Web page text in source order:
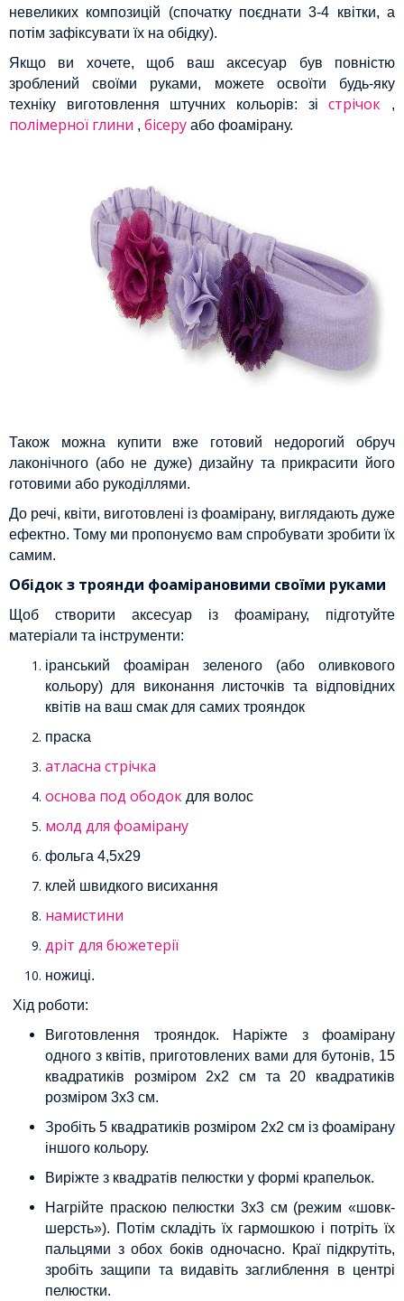
невеликих композицій (спочатку поєднати 3-4 квітки, а
потім зафіксувати їх на обідку).
Якщо ви хочете, щоб ваш аксесуар був повністю
зроблений своїми руками, можете освоїти будь-яку
техніку виготовлення штучних кольорів: зістрічок ,
полімерної глини , бісеру або фоамірану.
Також можна купити вже готовий недорогий обруч
лаконічного (або не дуже) дизайну та прикрасити його
готовими або рукоділлями.
До речі, квіти, виготовлені із фоамірану, виглядають дуже
ефектно. Тому ми пропонуємо вам спробувати зробити їх
самим.
Обідок з троянди фоамірановими своїми руками
Щоб створити аксесуар із фоамірану, підготуйте
матеріали та інструменти:
іранський фоаміран зеленого (або оливкового
кольору) для виконання листочків та відповідних
квітів на ваш смак для самих трояндок
праска
атласна стрічка
основа под ободок для волос
молд для фоамірану
фольга 4,5х29
клей швидкого висихання
намистини
дріт для бюжетерії
ножиці.
Хід роботи:
Виготовлення трояндок. Наріжте з фоамірану
одного з квітів, приготовлених вами для бутонів, 15
квадратиків розміром 2х2 см та 20 квадратиків
розміром 3х3 см.
Зробіть 5 квадратиків розміром 2х2 см із фоамірану
іншого кольору.
Виріжте з квадратів пелюстки у формі крапельок.
Нагрійте праскою пелюстки 3х3 см (режим «шовк-
шерсть»). Потім складіть їх гармошкою і потріть їх
пальцями з обох боків одночасно. Краї підкрутіть,
зробіть защипи та видавіть заглиблення в центрі
пелюстки.